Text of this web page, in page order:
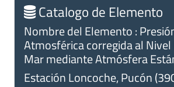
Catalogo de Elemento
Nombre del Elemento :
Atmosférica corregida al
Mar mediante Atmósfera
Estación Loncoche, Pucón